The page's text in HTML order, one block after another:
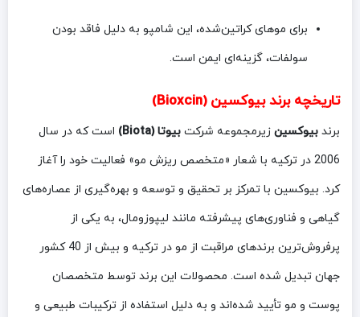
برای موهای کراتین‌شده، این شامپو به دلیل فاقد بودن
سولفات، گزینه‌ای ایمن است.
تاریخچه برند بیوکسین (Bioxcin)
برند بیوکسین زیرمجموعه شرکت بیوتا (Biota)
است که در سال
2006 در ترکیه با شعار «متخصص ریزش مو» فعالیت خود را آغاز
کرد. بیوکسین با تمرکز بر تحقیق و توسعه و بهره‌گیری از عصاره‌های
گیاهی و فناوری‌های پیشرفته مانند لیپوزومال، به یکی از
پرفروش‌ترین برندهای مراقبت از مو در ترکیه و بیش از 40 کشور
جهان تبدیل شده است. محصولات این برند توسط متخصصان
پوست و مو تأیید شده‌اند و به دلیل استفاده از ترکیبات طبیعی و